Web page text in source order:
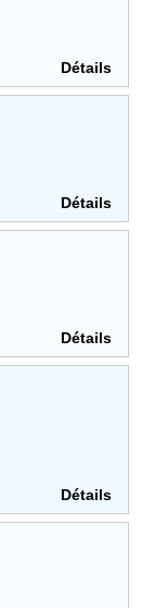
Détails
Détails
Détails
Détails